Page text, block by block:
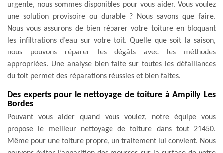
urgente, nous sommes disponibles pour vous aider. Vous voulez
une solution provisoire ou durable ? Nous savons que faire.
Nous vous assurons de bien réparer votre toiture en bloquant
les infiltrations d’eau sur votre toit. Quelle que soit la saison,
nous pouvons réparer les dégâts avec les méthodes
appropriées. Une analyse bien faite sur toutes les défaillances
du toit permet des réparations réussies et bien faites.
Des experts pour le nettoyage de toiture à Ampilly Les
Bordes
Pouvant vous aider quand vous voulez, notre équipe vous
propose le meilleur nettoyage de toiture dans tout 21450.
Même pour une toiture propre, un traitement lui convient. Nous